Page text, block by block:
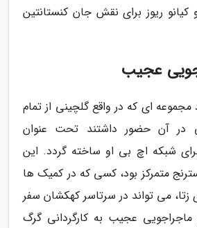
ریوز برای نقش جان کنستانتین
عجیب
قرار بود مجموعه ای که در واقع گلچینی از تمام
در آن حضور داشتند تحت عنوان
شبکه اچ بی او ساخته گردد. این
متمرکز بود، کسی که در کمیک ها
زتا، می تواند در سرتاسر کهکشان سفر
ماجراجویی عجیب به کارگردانی گرگ